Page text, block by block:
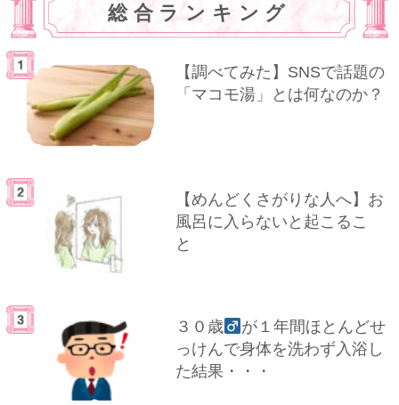
総合ランキング
【調べてみた】SNSで話題の
「マコモ湯」とは何なのか？
【めんどくさがりな人へ】お
風呂に入らないと起こるこ
と
３０歳
が１年間ほとんどせ
っけんで身体を洗わず入浴し
た結果・・・